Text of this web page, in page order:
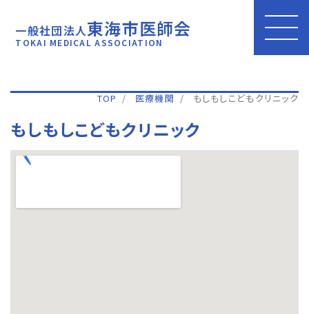
一般社団法人東海市医師会
TOKAI MEDICAL ASSOCIATION
TOP 医療機関 もしもしこどもクリニック
もしもしこどもクリニック